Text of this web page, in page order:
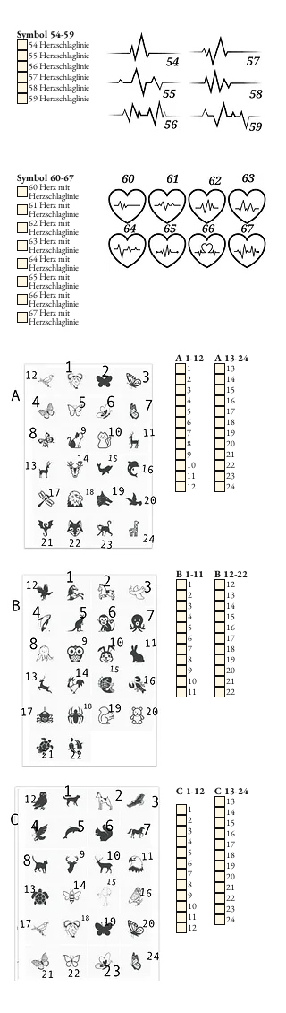
Symbol 54-59
54 Herzschlaglinie
55 Herzschlaglinie
56 Herzschlaglinie
57 Herzschlaglinie
58 Herzschlaglinie
59 Herzschlaglinie
Symbol 60-67
60 Herz mit
Herzschlaglinie
61 Herz mit
Herzschlaglinie
62 Herz mit
Herzschlaglinie
63 Herz mit
Herzschlaglinie
64 Herz mit
Herzschlaglinie
65 Herz mit
Herzschlaglinie
66 Herz mit
Herzschlaglinie
67 Herz mit
Herzschlaglinie
A 1-12
1
2
3
4
5
6
7
8
9
10
11
12
A 13-24
13
14
15
16
17
18
19
20
21
22
23
24
B 1-11
1
2
3
4
5
6
7
8
9
10
11
B 12-22
12
13
14
15
16
17
18
19
20
21
22
C 13-24
13
14
15
16
17
18
19
20
21
22
23
24
C 1-12
1
2
3
4
5
6
7
8
9
10
11
12